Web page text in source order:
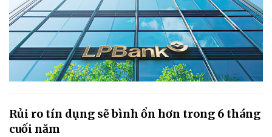
Rủi ro tín dụng sẽ bình ổn hơn trong 6 tháng
cuối năm